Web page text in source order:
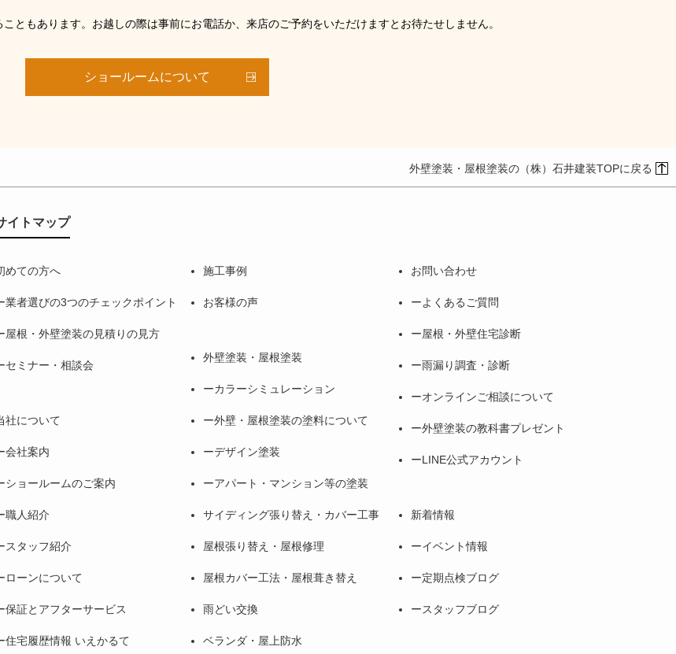
ともあります。お越しの際は事前にお電話か、来店のご予約をいただけますとお待たせしません。
ショールームについて
外壁塗装・屋根塗装の（株）石井建装TOPに戻る
イトマップ
めての方へ
業者選びの3つのチェックポイント
屋根・外壁塗装の見積りの見方
セミナー・相談会
社について
会社案内
ショールームのご案内
職人紹介
スタッフ紹介
ローンについて
保証とアフターサービス
住宅履歴情報 いえかるて
施工事例
お客様の声
外壁塗装・屋根塗装
カラーシミュレーション
外壁・屋根塗装の塗料について
デザイン塗装
アパート・マンション等の塗装
サイディング張り替え・カバー工事
屋根張り替え・屋根修理
屋根カバー工法・屋根葺き替え
雨どい交換
ベランダ・屋上防水
お問い合わせ
よくあるご質問
屋根・外壁住宅診断
雨漏り調査・診断
オンラインご相談について
外壁塗装の教科書プレゼント
LINE公式アカウント
新着情報
イベント情報
定期点検ブログ
スタッフブログ